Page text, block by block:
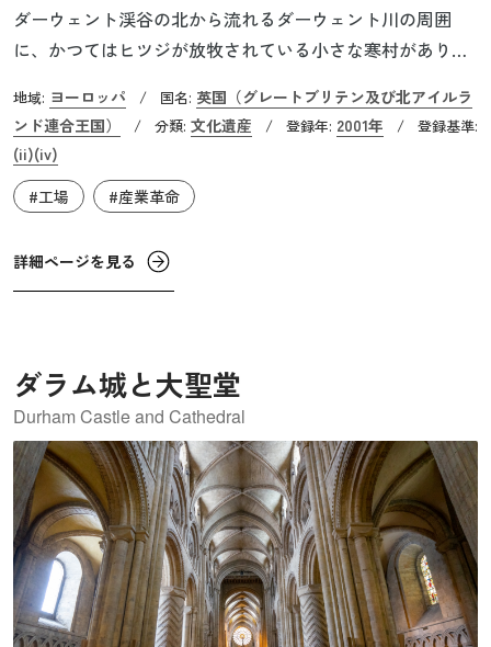
ダーウェント渓谷の北から流れるダーウェント川の周囲
に、かつてはヒツジが放牧されている小さな寒村がありま
力で木綿から糸を生成した紡績機を使っていましたが、水
力を使った工場がこの寒村の一つ、クロムフォード村に造
られ、クロムフォード・ミルとして稼働します。こうして
世界で初めて、水力を使った紡績技術を実現させたのがリ
川に沿って、ベルパー、ミルフォード、ダービーなど多く
の村や街で工場ができ、一寒村であったこのエリアは一大
地域: ヨーロッパ / 国名: 英国（グレートブリテン及び北アイルラ
ンド連合王国）
/ 分類: 文化遺産 / 登録年: 2001年 / 登録基準:
(ii)(iv)
#工場
#産業革命
詳細ページを見る
ダラム城と大聖堂
Durham Castle and Cathedral